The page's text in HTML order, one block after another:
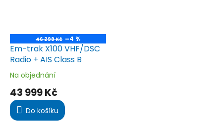
46 299 Kč –4 %
Em-trak X100 VHF/DSC
Radio + AIS Class B
Průměrné
produktu
je
4,5
Na objednání
43 999 Kč
Do košíku